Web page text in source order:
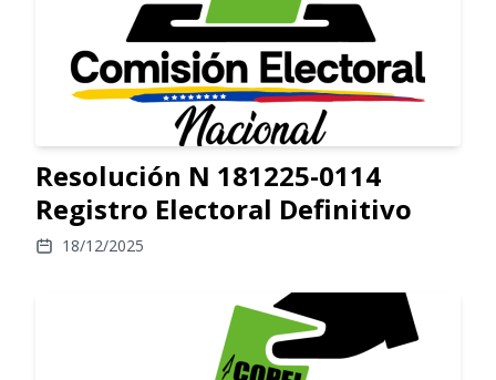
Resolución N 181225-0114
Registro Electoral Definitivo
18/12/2025